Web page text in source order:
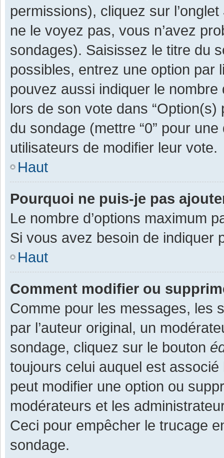
permissions), cliquez sur l’onglet
ne le voyez pas, vous n’avez
sondages). Saisissez le titre du
possibles, entrez une option par
pouvez aussi indiquer le
lors de son vote dans “Option(s)
du sondage (mettre “0” pour
utilisateurs de modifier leur vote.
Haut
Pourquoi ne puis-je pas
Le nombre d’options maximum
Si vous avez besoin de indiquer
Haut
Comment modifier ou
Comme pour les messages, les
par l’auteur original, un
sondage, cliquez sur le bouton
toujours celui auquel est associé
peut modifier une option ou
modérateurs et les
Ceci pour empêcher le trucage
sondage.